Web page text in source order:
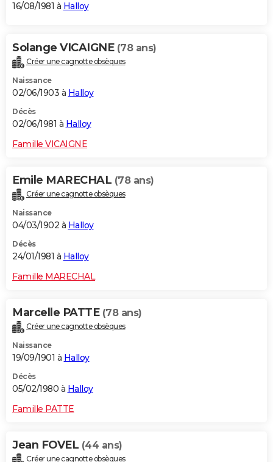
16/08/1981 à Halloy
Solange VICAIGNE (78 ans)
Créer une cagnotte obsèques
Naissance
02/06/1903 à Halloy
Décès
02/06/1981 à Halloy
Famille VICAIGNE
Emile MARECHAL (78 ans)
Créer une cagnotte obsèques
Naissance
04/03/1902 à Halloy
Décès
24/01/1981 à Halloy
Famille MARECHAL
Marcelle PATTE (78 ans)
Créer une cagnotte obsèques
Naissance
19/09/1901 à Halloy
Décès
05/02/1980 à Halloy
Famille PATTE
Jean FOVEL (44 ans)
Créer une cagnotte obsèques